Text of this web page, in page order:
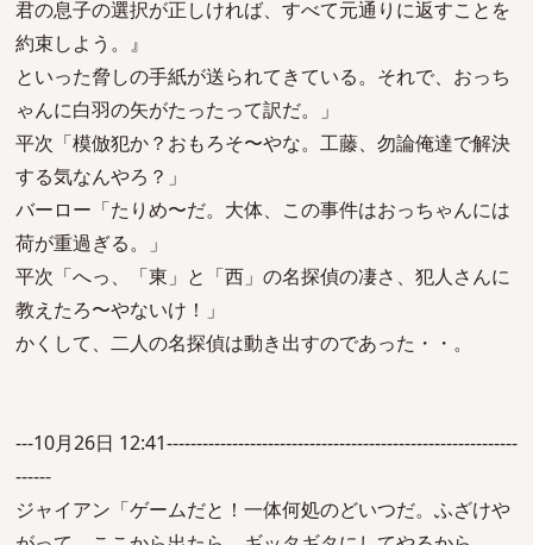
君の息子の選択が正しければ、すべて元通りに返すことを
約束しよう。』
といった脅しの手紙が送られてきている。それで、おっち
ゃんに白羽の矢がたったって訳だ。」
平次「模倣犯か？おもろそ〜やな。工藤、勿論俺達で解決
する気なんやろ？」
バーロー「たりめ〜だ。大体、この事件はおっちゃんには
荷が重過ぎる。」
平次「へっ、「東」と「西」の名探偵の凄さ、犯人さんに
教えたろ〜やないけ！」
かくして、二人の名探偵は動き出すのであった・・。
---10月26日 12:41-----------------------------------------------------------
------
ジャイアン「ゲームだと！一体何処のどいつだ。ふざけや